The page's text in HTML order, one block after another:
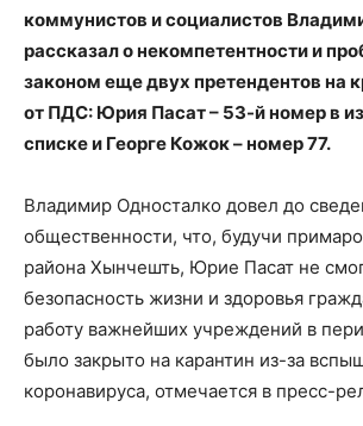
коммунистов и социалистов
рассказал о некомпетентности и
законом еще двух претендентов на
от ПДС: Юрия Пасат – 53-й номер в
списке и Георге Кожок – номер 77.
Владимир Односталко довел до
общественности, что, будучи
района Хынчешть, Юрие Пасат не
безопасность жизни и здоровья
работу важнейших учреждений в
было закрыто на карантин из-за
коронавируса, отмечается в пресс-